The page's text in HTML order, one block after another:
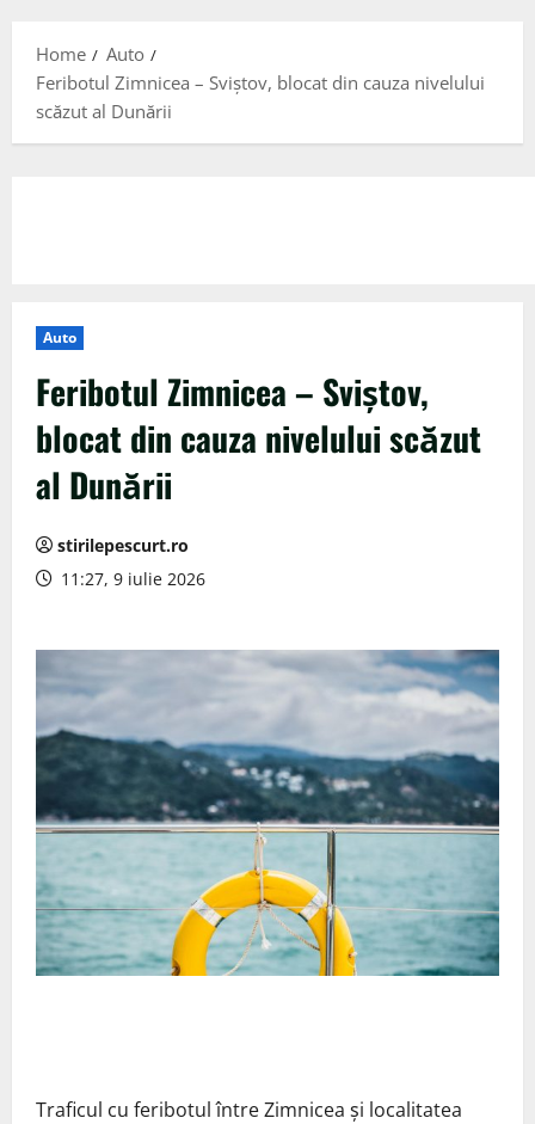
Home
Auto
Feribotul Zimnicea – Sviștov, blocat din cauza nivelului
scăzut al Dunării
Auto
Feribotul Zimnicea – Sviștov,
blocat din cauza nivelului scăzut
al Dunării
stirilepescurt.ro
11:27, 9 iulie 2026
Traficul cu feribotul între Zimnicea și localitatea